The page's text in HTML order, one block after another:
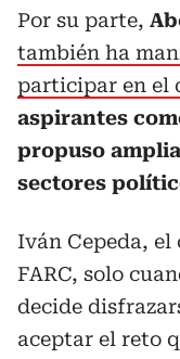
Por su parte,
también ha
participar en el
aspirantes
propuso
sectores
Iván Cepeda,
FARC, solo
decide
aceptar el reto